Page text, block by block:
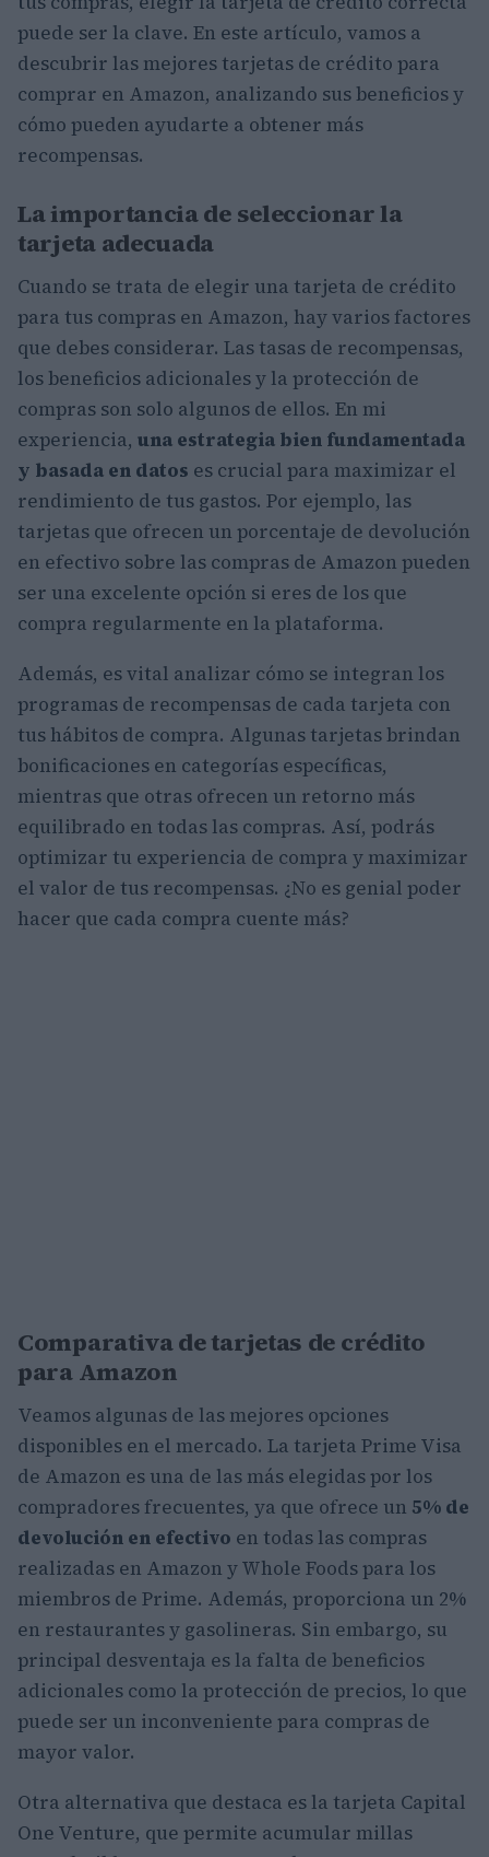
puede ser la clave. En este artículo, vamos a
descubrir las mejores tarjetas de crédito para
comprar en Amazon, analizando sus beneficios y
cómo pueden ayudarte a obtener más
recompensas.
La importancia de seleccionar la
tarjeta adecuada
Cuando se trata de elegir una tarjeta de crédito
para tus compras en Amazon, hay varios factores
que debes considerar. Las tasas de recompensas,
los beneficios adicionales y la protección de
compras son solo algunos de ellos. En mi
experiencia, una estrategia bien fundamentada
y basada en datos es crucial para maximizar el
rendimiento de tus gastos. Por ejemplo, las
tarjetas que ofrecen un porcentaje de devolución
en efectivo sobre las compras de Amazon pueden
ser una excelente opción si eres de los que
compra regularmente en la plataforma.
Además, es vital analizar cómo se integran los
programas de recompensas de cada tarjeta con
tus hábitos de compra. Algunas tarjetas brindan
bonificaciones en categorías específicas,
mientras que otras ofrecen un retorno más
equilibrado en todas las compras. Así, podrás
optimizar tu experiencia de compra y maximizar
el valor de tus recompensas. ¿No es genial poder
hacer que cada compra cuente más?
Comparativa de tarjetas de crédito
para Amazon
Veamos algunas de las mejores opciones
disponibles en el mercado. La tarjeta Prime Visa
de Amazon es una de las más elegidas por los
compradores frecuentes, ya que ofrece un 5% de
devolución en efectivo en todas las compras
realizadas en Amazon y Whole Foods para los
miembros de Prime. Además, proporciona un 2%
en restaurantes y gasolineras. Sin embargo, su
principal desventaja es la falta de beneficios
adicionales como la protección de precios, lo que
puede ser un inconveniente para compras de
mayor valor.
Otra alternativa que destaca es la tarjeta Capital
One Venture, que permite acumular millas